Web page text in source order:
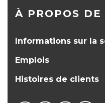
À PROPOS DE
Informations sur la
Emplois
Histoires de clients